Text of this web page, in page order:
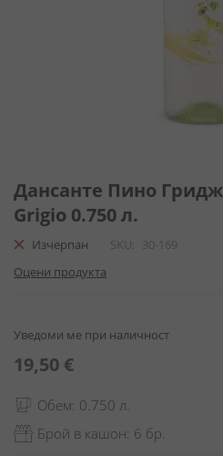
към
началото
на
галерия
снимки
Дансанте Пино
Grigio 0.750 л.
Изчерпан SKU
30-169
Оцени продукта
Уведоми ме при наличност
19,50 €
Обем: 0.750 л.
Брой в кашон: 6 бр.